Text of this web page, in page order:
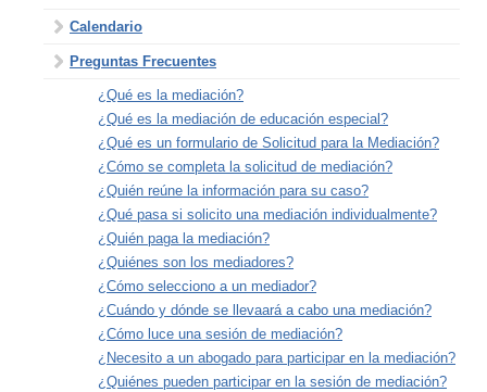
Calendario
Preguntas Frecuentes
¿Qué es la mediación?
¿Qué es la mediación de educación especial?
¿Qué es un formulario de Solicitud para la Mediación?
¿Cómo se completa la solicitud de mediación?
¿Quién reúne la información para su caso?
¿Qué pasa si solicito una mediación individualmente?
¿Quién paga la mediación?
¿Quiénes son los mediadores?
¿Cómo selecciono a un mediador?
¿Cuándo y dónde se llevaará a cabo una mediación?
¿Cómo luce una sesión de mediación?
¿Necesito a un abogado para participar en la mediación?
¿Quiénes pueden participar en la sesión de mediación?